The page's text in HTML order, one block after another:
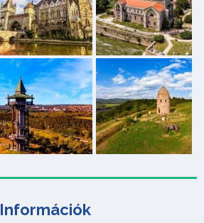
Információk